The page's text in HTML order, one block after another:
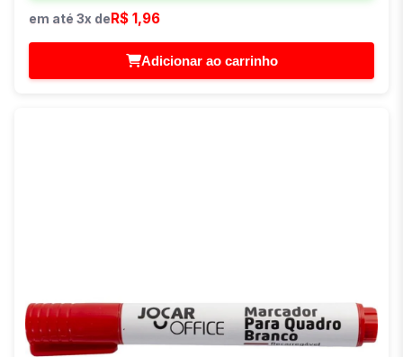
em até 3x de R$ 1,96
Adicionar ao carrinho